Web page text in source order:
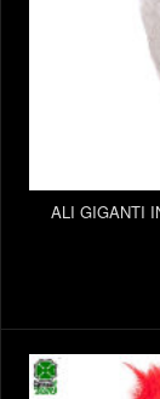
ALI GIGANTI